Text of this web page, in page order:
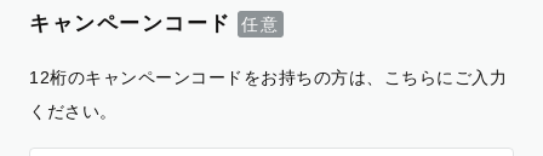
キャンペーンコード
12桁のキャンペーンコードをお持ちの方は、こちらにご入力
ください。